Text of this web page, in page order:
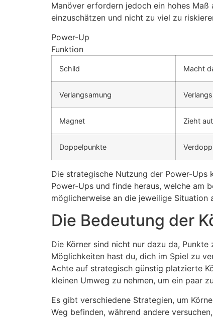
Manöver erfordern jedoch ein hohes
einzuschätzen und nicht zu viel zu
Power-Up
Funktion
Schild Macht
Verlangsamung
Magnet Zieht
Doppelpunkte
Die strategische Nutzung der Power-Ups
Power-Ups und finde heraus, welche am
möglicherweise an die jeweilige Situation
Die Bedeutung der
Die Körner sind nicht nur dazu da,
Möglichkeiten hast du, dich im Spiel zu
Achte auf strategisch günstig platzierte
kleinen Umweg zu nehmen, um ein paar
Es gibt verschiedene Strategien, um
Weg befinden, während andere